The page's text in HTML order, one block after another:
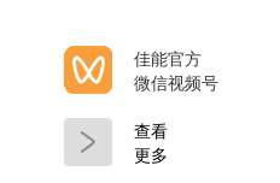
佳能官方
微信视频号
查看
更多